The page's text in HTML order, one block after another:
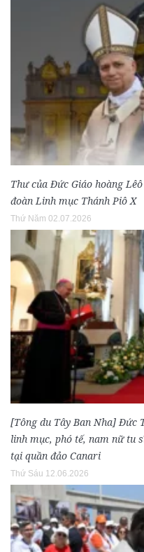
Thư của Đức Giáo hoàng
đoàn Linh mục Thánh Piô X
Thứ Năm 02.07.2026
[Tông du Tây Ban Nha] Đức
linh mục, phó tế, nam nữ tu
tại quần đảo Canari
Thứ Sáu 12.06.2026